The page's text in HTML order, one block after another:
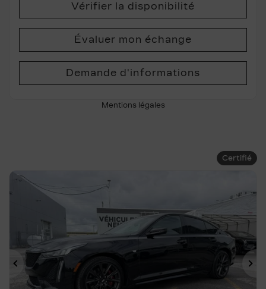
Vérifier la disponibilité
Évaluer mon échange
Demande d'informations
Mentions légales
Certifié
Précédent